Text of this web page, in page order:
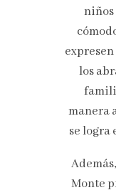
niños
los
manera
se logra
Monte